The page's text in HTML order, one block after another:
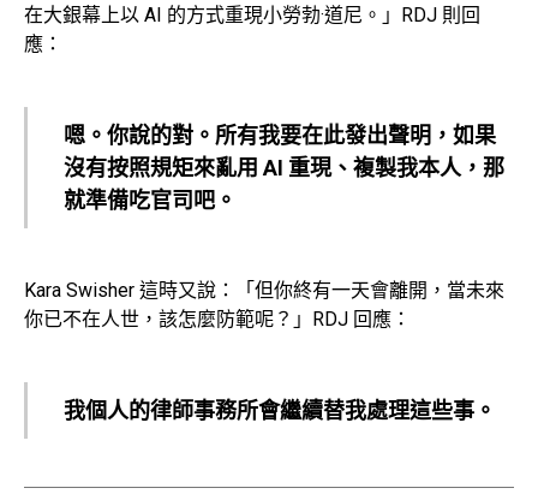
在大銀幕上以 AI 的方式重現小勞勃·道尼。」RDJ 則回
應：
嗯。你說的對。所有我要在此發出聲明，如果
沒有按照規矩來亂用 AI 重現、複製我本人，那
就準備吃官司吧。
Kara Swisher 這時又說：「但你終有一天會離開，當未來
你已不在人世，該怎麼防範呢？」RDJ 回應：
我個人的律師事務所會繼續替我處理這些事。